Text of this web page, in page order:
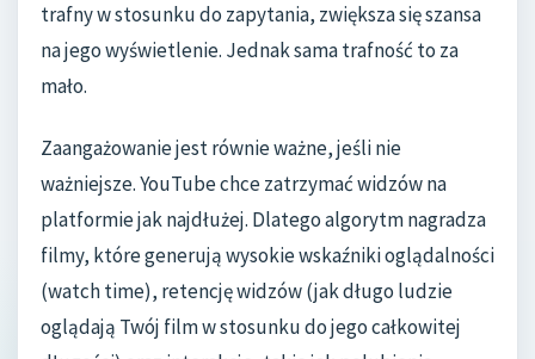
trafny w stosunku do zapytania, zwiększa się szansa
na jego wyświetlenie. Jednak sama trafność to za
mało.
Zaangażowanie jest równie ważne, jeśli nie
ważniejsze. YouTube chce zatrzymać widzów na
platformie jak najdłużej. Dlatego algorytm nagradza
filmy, które generują wysokie wskaźniki oglądalności
(watch time), retencję widzów (jak długo ludzie
oglądają Twój film w stosunku do jego całkowitej